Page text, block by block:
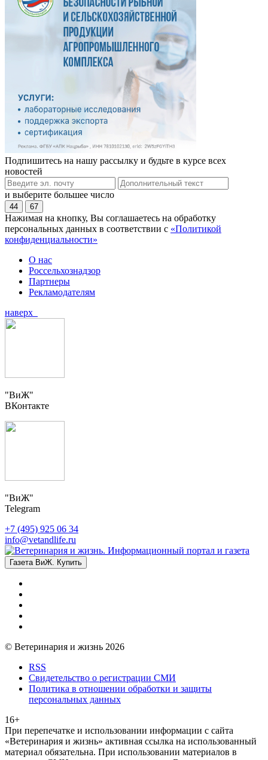
Подпишитесь на нашу рассылку и будьте в курсе всех
новостей
и выберите большее число
44 67
Нажимая на кнопку, Вы соглашаетесь на обработку
персональных данных в соответствии с «Политикой
конфиденциальности»
О нас
Россельхознадзор
Партнеры
Рекламодателям
наверх
"ВиЖ"
ВКонтакте
"ВиЖ"
Telegram
+7 (495) 925 06 34
info@vetandlife.ru
Газета ВиЖ. Купить
© Ветеринария и жизнь 2026
RSS
Свидетельство о регистрации СМИ
Политика в отношении обработки и защиты
персональных данных
16+
При перепечатке и использовании информации с сайта
«Ветеринария и жизнь» активная ссылка на использованный
материал обязательна. При использовании материалов в